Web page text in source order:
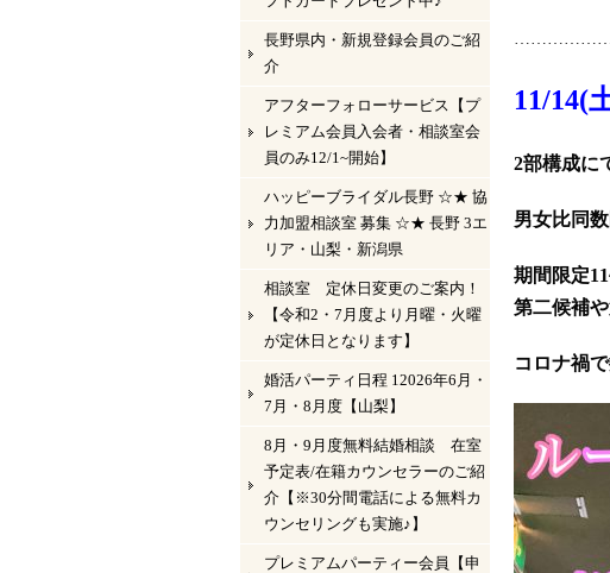
11/14(
2部構成に
男女比同
期間限定
第二候補
コロナ禍
長野県内・新規登録会員のご紹
介
アフターフォローサービス【プ
レミアム会員入会者・相談室会
員のみ12/1~開始】
ハッピーブライダル長野 ☆★ 協
力加盟相談室 募集 ☆★ 長野 3エ
リア・山梨・新潟県
相談室 定休日変更のご案内！
【令和2・7月度より月曜・火曜
が定休日となります】
婚活パーティ日程 12026年6月・
7月・8月度【山梨】
8月・9月度無料結婚相談 在室
予定表/在籍カウンセラーのご紹
介【※30分間電話による無料カ
ウンセリングも実施♪】
プレミアムパーティー会員【申